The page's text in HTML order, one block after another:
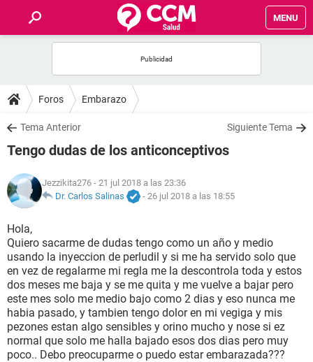
MENU
FOROS
SALUD
FAMILIA
NUTRICIÓN
BIENESTAR
SEXUALIDAD
GLOSARIO
Foros Embarazo
Tema Anterior Siguiente Tema
Tengo dudas de los anticonceptivos
Jezzikita276 - 21 jul 2018 a las 23:36
Dr. Carlos Salinas
- 26 jul 2018 a las 18:55
Hola,
Quiero sacarme de dudas tengo como un año y medio
usando la inyeccion de perludil y si me ha servido solo que
en vez de regalarme mi regla me la descontrola toda y estos
dos meses me baja y se me quita y me vuelve a bajar pero
este mes solo me medio bajo como 2 dias y eso nunca me
habia pasado, y tambien tengo dolor en mi vegiga y mis
pezones estan algo sensibles y orino mucho y nose si ez
normal que solo me halla bajado esos dos dias pero muy
poco.. Debo preocuparme o puedo estar embarazada???